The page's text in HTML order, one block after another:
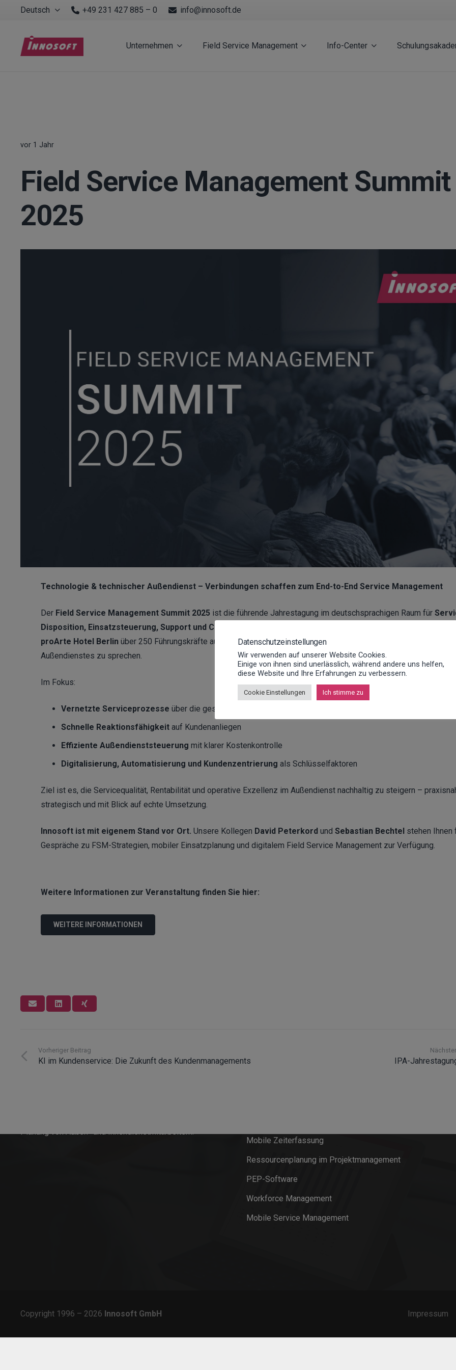
Deutsch +49 231 427 885 – 0 info@innosoft.de
Unternehmen Field Service Management Info-Center
vor 1 Jahr
Field Service Management Summit
2025
Technologie & technischer Außendienst – Verbindungen schaffen zum End-to-End Service Management
Der Field Service Management Summit 2025 ist die führende Jahrestagung im deutschsprachigen Raum für
Disposition, Einsatzsteuerung, Support und Customer Service
proArte Hotel Berlin über 250 Führungskräfte aus Industrie, Energie und Telekommunikation, um über die Zukunft
Außendienstes zu sprechen.
Im Fokus:
Vernetzte Serviceprozesse über die gesamte Wertschöpfungskette
Schnelle Reaktionsfähigkeit auf Kundenanliegen
Effiziente Außendienststeuerung mit klarer Kostenkontrolle
Digitalisierung, Automatisierung und Kundenzentrierung als Schlüsselfaktoren
Ziel ist es, die Servicequalität, Rentabilität und operative Exzellenz im Außendienst nachhaltig zu steigern –
strategisch und mit Blick auf echte Umsetzung.
Innosoft ist mit eigenem Stand vor Ort. Unsere Kollegen David Peterkord und Sebastian Bechtel stehen Ihnen
Gespräche zu FSM-Strategien, mobiler Einsatzplanung und digitalem Field Service Management zur Verfügung.
Weitere Informationen zur Veranstaltung finden Sie hier:
WEITERE INFORMATIONEN
Vorheriger Beitrag
KI im Kundenservice: Die Zukunft des Kundenmanagements IPA-
Planung von Außen- und Innendienstmitarbeitern.
Mobile Zeiterfassung
Ressourcenplanung im Projektmanagement
PEP-Software
Workforce Management
Mobile Service Management
Copyright 1996 – 2026 Innosoft GmbH Impressum
Datenschutzeinstellungen
Wir verwenden auf unserer Website Cookies.
Einige von ihnen sind unerlässlich, während andere uns helfen,
diese Website und Ihre Erfahrungen zu verbessern.
Cookie Einstellungen Ich stimme zu